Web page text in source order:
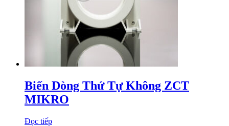
Biến Dòng Thứ Tự Không ZCT
MIKRO
Đọc tiếp